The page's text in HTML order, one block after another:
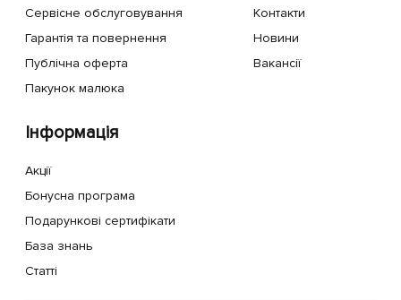
Сервісне обслуговування
Гарантія та повернення
Публічна оферта
Пакунок малюка
Контакти
Новини
Вакансії
Інформація
Акції
Бонусна програма
Подарункові сертифікати
База знань
Статті